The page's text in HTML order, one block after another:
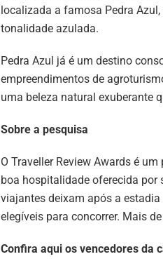
localizada a famosa Pedra
tonalidade azulada.
Pedra Azul já é um destino
empreendimentos de
uma beleza natural exuberante
Sobre a pesquisa
O Traveller Review Awards é
boa hospitalidade oferecida por
viajantes deixam após a
elegíveis para concorrer. Mais
Confira aqui os vencedores da